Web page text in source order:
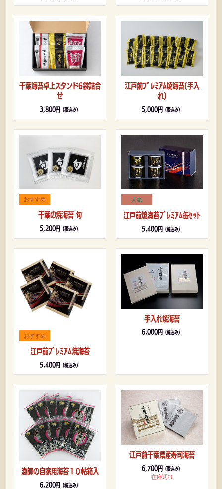
千葉海苔卓上スタンド6袋詰合
せ
3,800円 （税込み）
江戸前ﾌﾟﾚﾐｱﾑ焼海苔(手入
れ)
5,000円 （税込み）
千葉の焼海苔 旬
5,200円 （税込み）
江戸前焼海苔ﾌﾟﾚﾐｱﾑ缶ｾｯﾄ
5,400円 （税込み）
江戸前ﾌﾟﾚﾐｱﾑ焼海苔
5,400円 （税込み）
手入れ焼海苔
6,000円 （税込み）
漁師の自家用海苔１０帖箱入
6,200円 （税込み）
江戸前千葉県産寿司海苔
6,700円 （税込み）
在庫切れ